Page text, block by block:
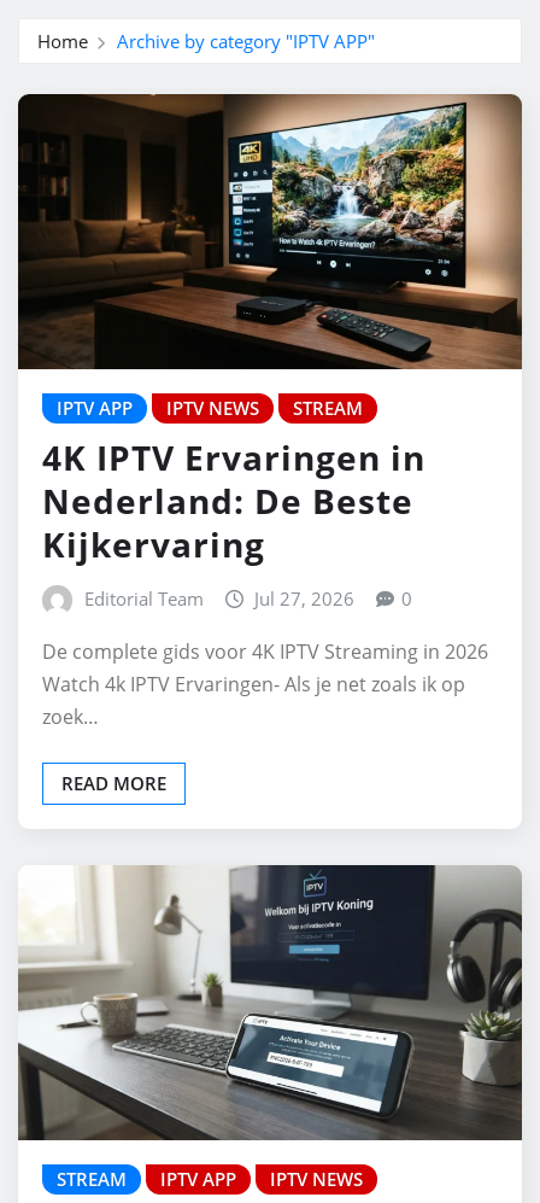
Home Archive by category "IPTV APP"
IPTV APP IPTV NEWS STREAM
4K IPTV Ervaringen in
Nederland: De Beste
Kijkervaring
Editorial Team Jul 27, 2026 0
De complete gids voor 4K IPTV Streaming in 2026
Watch 4k IPTV Ervaringen- Als je net zoals ik op
zoek…
READ MORE
STREAM IPTV APP IPTV NEWS